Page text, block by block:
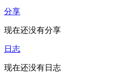
分享
现在还没有分享
日志
现在还没有日志